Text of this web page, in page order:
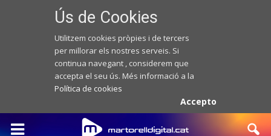
Ús de Cookies
Utilitzem cookies pròpies i de tercers
per millorar els nostres serveis. Si
continua navegant , considerem que
accepta el seu ús. Més informació a la
Política de cookies
Accepto